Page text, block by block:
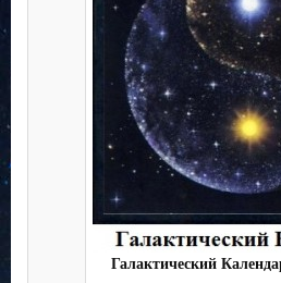
Галактический